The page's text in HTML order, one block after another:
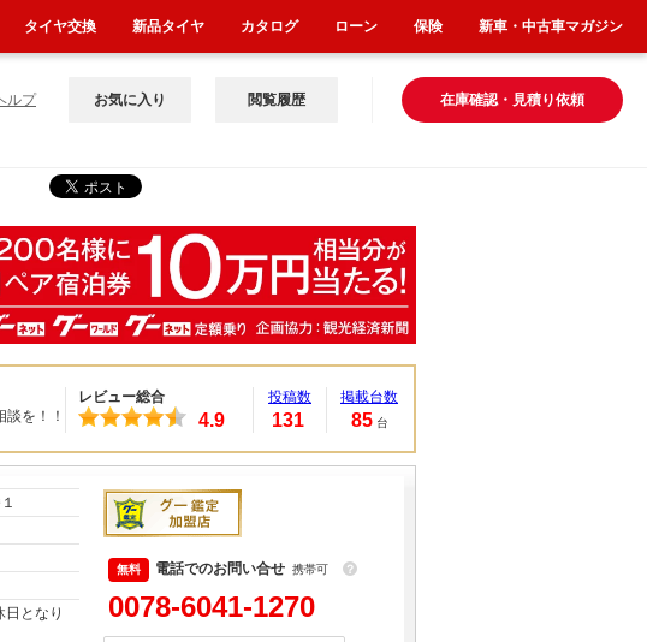
ルプ 在庫確認・見積り依頼
お気に入り 閲覧履歴
を！！
レビュー総合
4.9
投稿数
131
掲載台数
85 台
となり
電話でのお問い合せ 携帯可 ？
0078-6041-1270
タイヤ交換 新品タイヤ カタログ ローン 保険 新車・中古車マガジン